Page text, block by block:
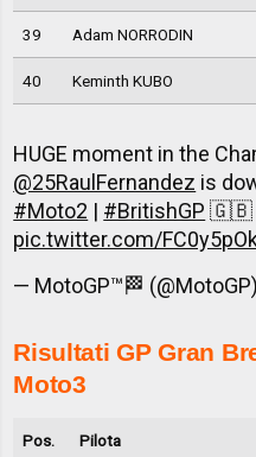
39 Adam NORRODIN
40 Keminth KUBO
HUGE moment in the
@25RaulFernandez is
#Moto2 | #BritishGP 🇬🇧
pic.twitter.com/
— MotoGP™🏁
Risultati GP Gran
Moto3
Pos. Pilota